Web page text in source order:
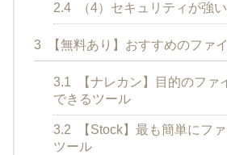
2.4 （4）セキュリティが強
3 【無料あり】おすすめのファ
3.1
【ナレカン】目的のファ
できるツール
3.2
【Stock】最も簡単にフ
ツール